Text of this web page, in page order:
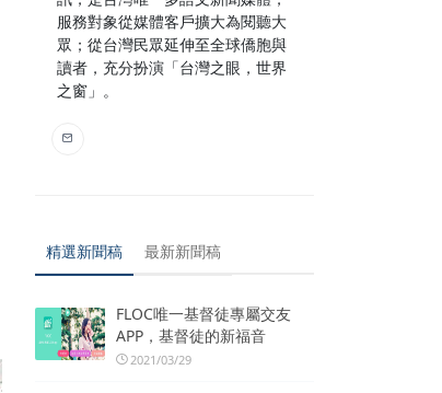
服務對象從媒體客戶擴大為閱聽大
眾；從台灣民眾延伸至全球僑胞與
讀者，充分扮演「台灣之眼，世界
之窗」。
精選新聞稿 最新新聞稿
FLOC唯一基督徒專屬交友
APP，基督徒的新福音
2021/03/29